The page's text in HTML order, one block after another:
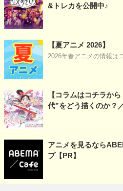
&トレカを公開中♪
【夏アニメ 2026】
2026年春アニメの情報は
【コラムはコチラか
代”をどう描くのか？
アニメを見るなら
プ【PR】